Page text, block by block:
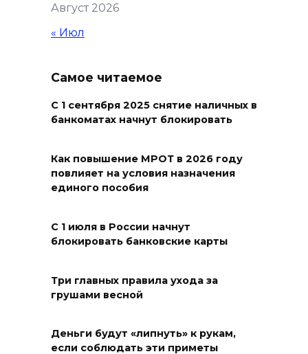
ожидается чрезвычайная
09 августа 2026 09:34
Ростове жара
09 августа 2026 07:01
Горел сухостой: в Ростовской
области сбили 30 БПЛА
приметы на 9 августа
Август 2026
« Июл
Самое читаемое
С 1 сентября 2025 снятие наличных в
банкоматах начнут блокировать
Как повышение МРОТ в 2026 году
повлияет на условия назначения
единого пособия
С 1 июля в России начнут
блокировать банковские карты
Три главных правила ухода за
грушами весной
Деньги будут «липнуть» к рукам,
если соблюдать эти приметы